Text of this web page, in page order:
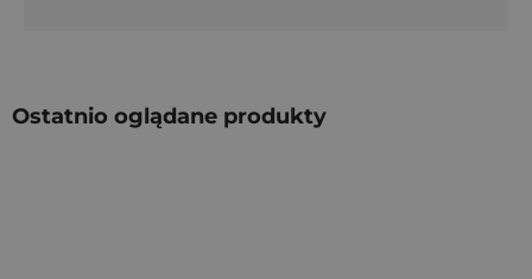
Ostatnio oglądane produkty